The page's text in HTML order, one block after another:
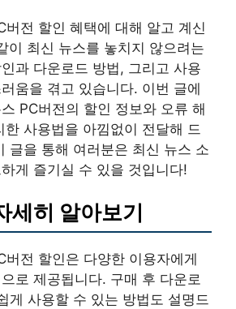
버전 할인 혜택에 대해 알고 계신
이 최신 뉴스를 놓치지 않으려는
과 다운로드 방법, 그리고 사용
움을 겪고 있습니다. 이번 글에
PC버전의 할인 정보와 오류 해
한 사용법을 아낌없이 전달해 드
글을 통해 여러분은 최신 뉴스 소
게 즐기실 수 있을 것입니다!
세히 알아보기
버전 할인은 다양한 이용자에게
로 제공됩니다. 구매 후 다운로
게 사용할 수 있는 방법도 설명드